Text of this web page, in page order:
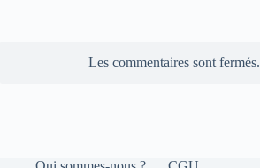
Les commentaires sont fermés.